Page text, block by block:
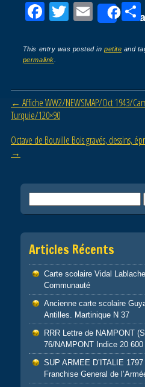
F
c
e
b
o
o
k
T
tt
E
ail
This entry was posted inpetite and
permalink
Post navigation
← Affiche WW2/NEWSMAP/Oct 1943/
Turquie/120×90
Octave de Bouville Bois gravés, dessins,
→
Articles Récents
Carte scolaire Vidal
Communauté
Ancienne carte scolaire
Antilles. Martinique N 37
RRR Lettre de NAMPONT
76/NAMPONT Indice 20 600
SUP ARMEE D’ITALIE
Franchise General de